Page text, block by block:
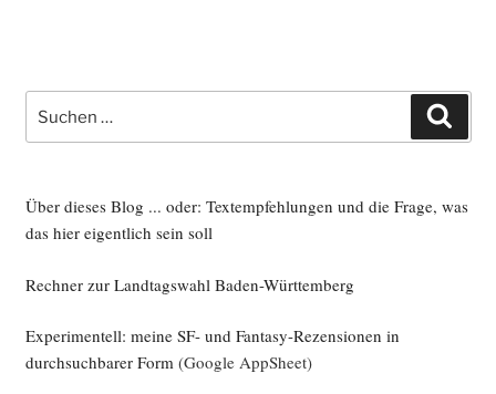
nach:
Über dieses Blog ... oder: Textempfehlungen und die Frage, was
das hier eigentlich sein soll
Rechner zur Landtagswahl Baden-Württemberg
Experimentell: meine SF- und Fantasy-Rezensionen in
durchsuchbarer Form(Google AppSheet)